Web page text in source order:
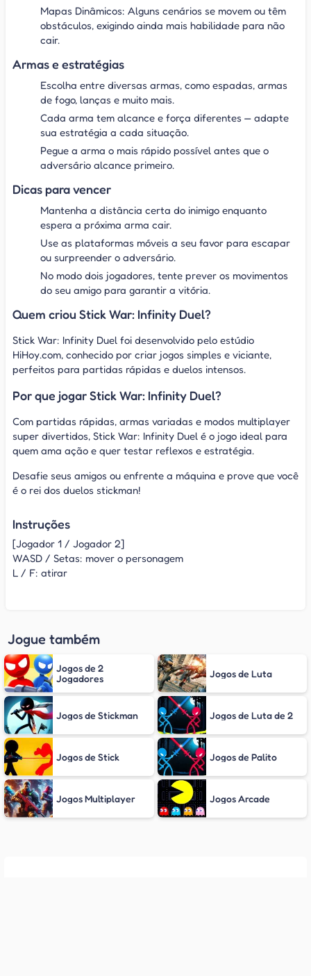
Mapas Dinâmicos: Alguns cenários se movem ou têm
obstáculos, exigindo ainda mais habilidade para não
cair.
Armas e estratégias
Escolha entre diversas armas, como espadas, armas
de fogo, lanças e muito mais.
Cada arma tem alcance e força diferentes — adapte
sua estratégia a cada situação.
Pegue a arma o mais rápido possível antes que o
adversário alcance primeiro.
Dicas para vencer
Mantenha a distância certa do inimigo enquanto
espera a próxima arma cair.
Use as plataformas móveis a seu favor para escapar
ou surpreender o adversário.
No modo dois jogadores, tente prever os movimentos
do seu amigo para garantir a vitória.
Quem criou Stick War: Infinity Duel?
Stick War: Infinity Duel foi desenvolvido pelo estúdio
HiHoy.com, conhecido por criar jogos simples e viciante,
perfeitos para partidas rápidas e duelos intensos.
Por que jogar Stick War: Infinity Duel?
Com partidas rápidas, armas variadas e modos multiplayer
super divertidos, Stick War: Infinity Duel é o jogo ideal para
quem ama ação e quer testar reflexos e estratégia.
Desafie seus amigos ou enfrente a máquina e prove que você
é o rei dos duelos stickman!
Instruções
[Jogador 1 / Jogador 2]
WASD / Setas: mover o personagem
L / F: atirar
Jogue também
Jogos de 2
Jogadores
Jogos de Luta
Jogos de Stickman Jogos de Luta de 2
Jogos de Stick Jogos de Palito
Jogos Multiplayer Jogos Arcade